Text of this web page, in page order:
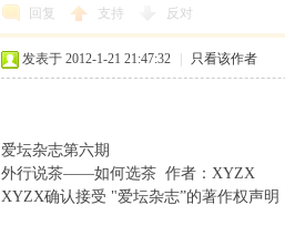
回复 支持 反对
发表于 2012-1-21 21:47:32 只看该作者
爱坛杂志第六期
外行说茶——如何选茶 作者：XYZX
XYZX确认接受 "爱坛杂志”的著作权声明